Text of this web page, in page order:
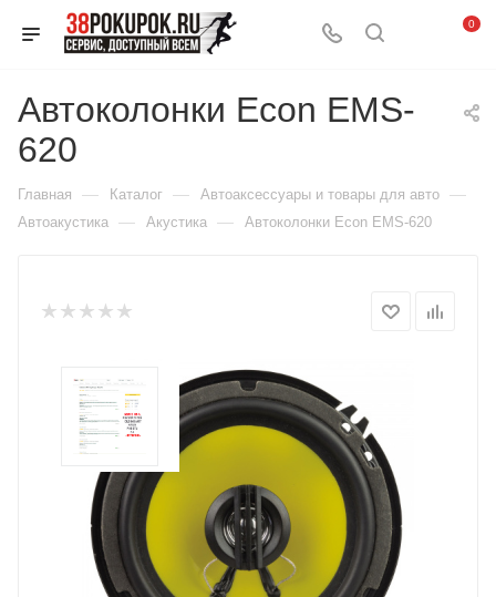
0
Автоколонки Econ EMS-
620
Главная — Каталог — Автоаксессуары и товары для авто —
Автоакустика — Акустика — Автоколонки Econ EMS-620